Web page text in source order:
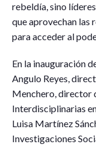
rebeldía, sino
que aprovechan las
para acceder al
En la inauguración
Angulo Reyes,
Menchero, director
Interdisciplinarias
Luisa Martínez
Investigaciones